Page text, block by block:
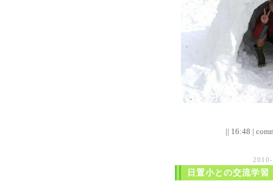
|| 16:48 |
日置小との交流学習